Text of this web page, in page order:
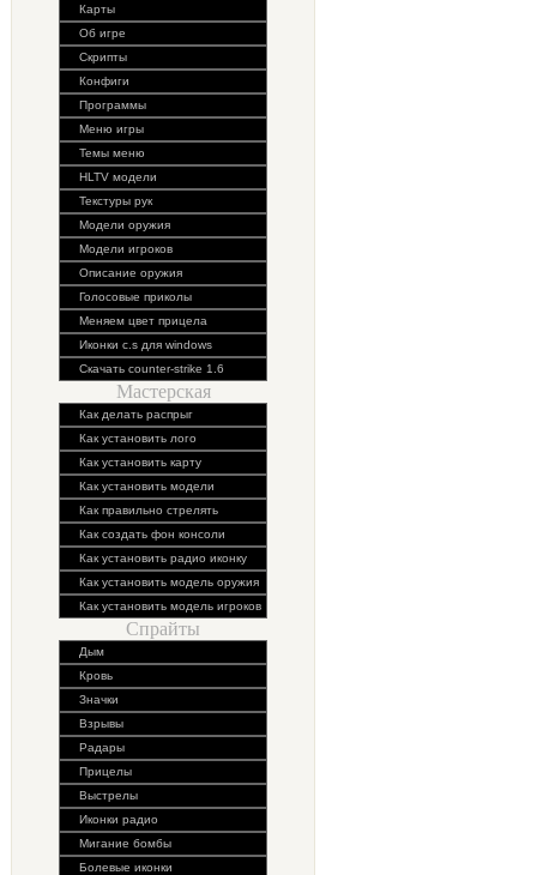
Карты
Об игре
Скрипты
Конфиги
Программы
Меню игры
Темы меню
HLTV модели
Текстуры рук
Модели оружия
Модели игроков
Описание оружия
Голосовые приколы
Меняем цвет прицела
Иконки c.s для windows
Скачать counter-strike 1.6
Мастерская
Как делать распрыг
Как установить лого
Как установить карту
Как установить модели
Как правильно стрелять
Как создать фон консоли
Как установить радио иконку
Как установить модель оружия
Как установить модель игроков
Спрайты
Дым
Кровь
Значки
Взрывы
Радары
Прицелы
Выстрелы
Иконки радио
Мигание бомбы
Болевые иконки